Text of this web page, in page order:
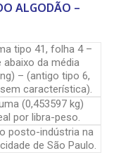
ALGODÃO –
tipo 41, folha 4 –
da média
– (antigo tipo 6,
característica).
(0,453597 kg)
por libra-peso.
posto-indústria na
de São Paulo.